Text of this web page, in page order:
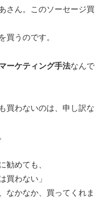
さん。このソーセージ買
買うのです。
ーケティング手法なんで
買わないのは、申し訳な
勧めても、
買わない」
なかなか、買ってくれま